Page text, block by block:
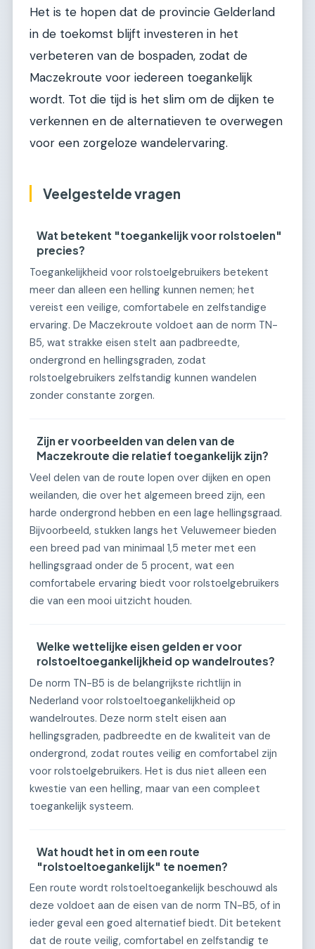
Het is te hopen dat de provincie Gelderland
in de toekomst blijft investeren in het
verbeteren van de bospaden, zodat de
Maczekroute voor iedereen toegankelijk
wordt. Tot die tijd is het slim om de dijken te
verkennen en de alternatieven te overwegen
voor een zorgeloze wandelervaring.
Veelgestelde vragen
Wat betekent "toegankelijk voor rolstoelen"
precies?
Toegankelijkheid voor rolstoelgebruikers betekent
meer dan alleen een helling kunnen nemen; het
vereist een veilige, comfortabele en zelfstandige
ervaring. De Maczekroute voldoet aan de norm TN-
B5, wat strakke eisen stelt aan padbreedte,
ondergrond en hellingsgraden, zodat
rolstoelgebruikers zelfstandig kunnen wandelen
zonder constante zorgen.
Zijn er voorbeelden van delen van de
Maczekroute die relatief toegankelijk zijn?
Veel delen van de route lopen over dijken en open
weilanden, die over het algemeen breed zijn, een
harde ondergrond hebben en een lage hellingsgraad.
Bijvoorbeeld, stukken langs het Veluwemeer bieden
een breed pad van minimaal 1,5 meter met een
hellingsgraad onder de 5 procent, wat een
comfortabele ervaring biedt voor rolstoelgebruikers
die van een mooi uitzicht houden.
Welke wettelijke eisen gelden er voor
rolstoeltoegankelijkheid op wandelroutes?
De norm TN-B5 is de belangrijkste richtlijn in
Nederland voor rolstoeltoegankelijkheid op
wandelroutes. Deze norm stelt eisen aan
hellingsgraden, padbreedte en de kwaliteit van de
ondergrond, zodat routes veilig en comfortabel zijn
voor rolstoelgebruikers. Het is dus niet alleen een
kwestie van een helling, maar van een compleet
toegankelijk systeem.
Wat houdt het in om een route
"rolstoeltoegankelijk" te noemen?
Een route wordt rolstoeltoegankelijk beschouwd als
deze voldoet aan de eisen van de norm TN-B5, of in
ieder geval een goed alternatief biedt. Dit betekent
dat de route veilig, comfortabel en zelfstandig te